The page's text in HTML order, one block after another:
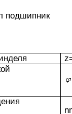
подшипник